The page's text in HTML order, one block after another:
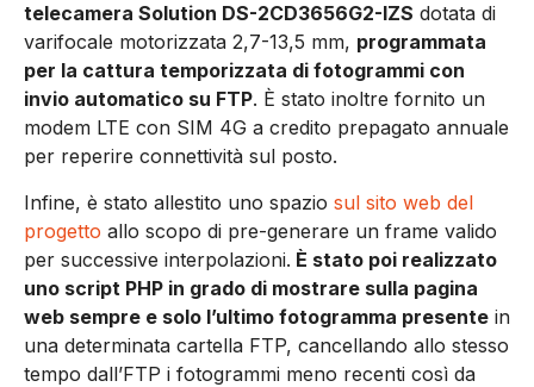
telecamera Solution DS-2CD3656G2-IZS dotata di
varifocale moto­rizzata 2,7-13,5 mm, programmata
per la cattura temporizzata di fotogrammi con
invio automa­tico su FTP. È stato inoltre fornito un
modem LTE con SIM 4G a credito prepagato annuale
per reperire connettività sul posto.
Infine, è stato allestito uno spazio sul sito web del
progetto allo scopo di pre-gene­rare un frame valido
per successive interpola­zioni. È stato poi realizzato
uno script PHP in grado di mostrare sulla pagina
web sempre e solo l’ultimo fotogramma presente in
una de­terminata cartella FTP, cancellando allo stesso
tempo dall’FTP i fotogrammi meno recenti così da